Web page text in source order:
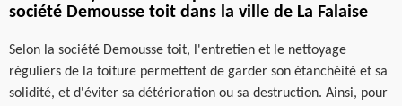
société Demousse toit dans la ville de La Falaise
Selon la société Demousse toit, l'entretien et le nettoyage
réguliers de la toiture permettent de garder son étanchéité et sa
solidité, et d'éviter sa détérioration ou sa destruction. Ainsi, pour